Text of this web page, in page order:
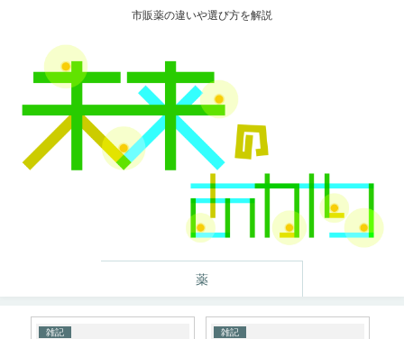
市販薬の違いや選び方を解説
薬
雑記 雑記